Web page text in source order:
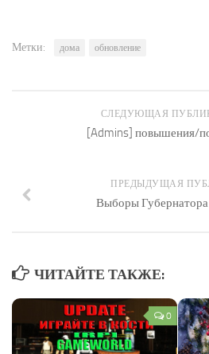
Метки: дома обновление
СЛЕДУЮЩАЯ
[Admins] повышения/
ПРЕДЫДУЩАЯ
Выборы
ЧИТАЙТЕ ТАКЖЕ:
0